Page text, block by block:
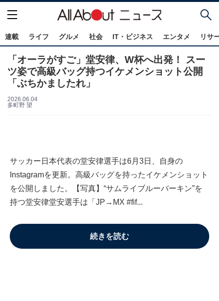
連載 ライフ グルメ 社会 IT・ビジネス エンタメ リサ
「オーラがすご」堂安律、W杯へ出発！ スー
ツ姿で高級バッグ持つイケメンショット公開
「ぶちかましたれ」
2026.06.04
多町野 望
サッカー日本代表の堂安律選手は6月3日、自身の
Instagramを更新。高級バッグを持ったイケメンショット
を公開しました。【写真】“サムライブルーバーキン”を
持つ堂安律堂安選手は「JP→MX #fif...
続きを読む